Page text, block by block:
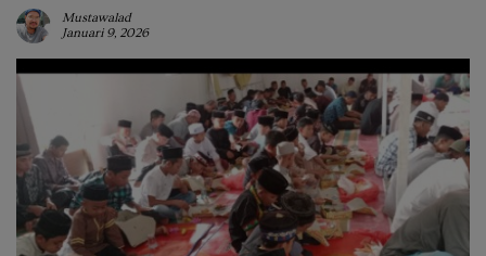
Mustawalad
Januari 9, 2026